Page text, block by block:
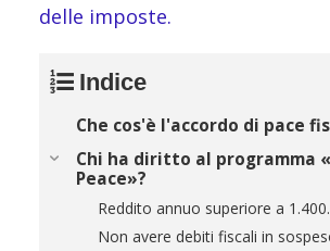
delle imposte.
Indice
Che cos'è l'accordo di pace
Chi ha diritto al programma
Peace»?
Reddito annuo superiore a
Non avere debiti fiscali in